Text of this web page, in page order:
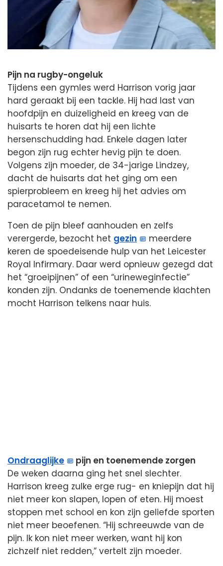
Pijn na rugby-ongeluk
Tijdens een gymles werd Harrison vorig jaar
hard geraakt bij een tackle. Hij had last van
hoofdpijn en duizeligheid en kreeg van de
huisarts te horen dat hij een lichte
hersenschudding had. Enkele dagen later
begon zijn rug echter hevig pijn te doen.
Volgens zijn moeder, de 34-jarige Lindzey,
dacht de huisarts dat het ging om een
spierprobleem en kreeg hij het advies om
paracetamol te nemen.
Toen de pijn bleef aanhouden en zelfs
verergerde, bezocht het gezin
meerdere
keren de spoedeisende hulp van het Leicester
Royal Infirmary. Daar werd opnieuw gezegd dat
het “groeipijnen” of een “urineweginfectie”
konden zijn. Ondanks de toenemende klachten
mocht Harrison telkens naar huis.
Ondraaglijke
pijn en toenemende zorgen
De weken daarna ging het snel slechter.
Harrison kreeg zulke erge rug- en kniepijn dat hij
niet meer kon slapen, lopen of eten. Hij moest
stoppen met school en kon zijn geliefde sporten
niet meer beoefenen. “Hij schreeuwde van de
pijn. Ik kon niet meer werken, want hij kon
zichzelf niet redden,” vertelt zijn moeder.